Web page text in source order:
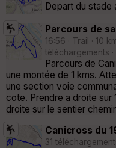
Depart du stade
Parcours de
16:56 · Trail · 10
téléchargements ·
Parcours de
une montée de 1 kms.
une section voie
cote. Prendre a droite sur
droite sur le sentier
Canicross du
31